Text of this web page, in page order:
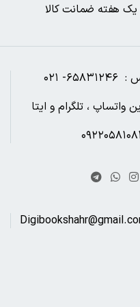
یک هفته ضمانت کالا
۰۲۱
واتساپ ، تلگرام و ایتا